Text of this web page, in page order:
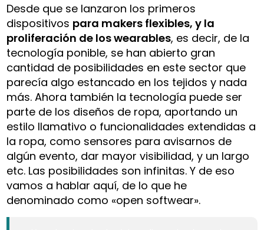
Desde que se lanzaron los primeros
dispositivos para makers flexibles, y la
proliferación de los wearables, es decir, de la
tecnología ponible, se han abierto gran
cantidad de posibilidades en este sector que
parecía algo estancado en los tejidos y nada
más. Ahora también la tecnología puede ser
parte de los diseños de ropa, aportando un
estilo llamativo o funcionalidades extendidas a
la ropa, como sensores para avisarnos de
algún evento, dar mayor visibilidad, y un largo
etc. Las posibilidades son infinitas. Y de eso
vamos a hablar aquí, de lo que he
denominado como «open softwear».